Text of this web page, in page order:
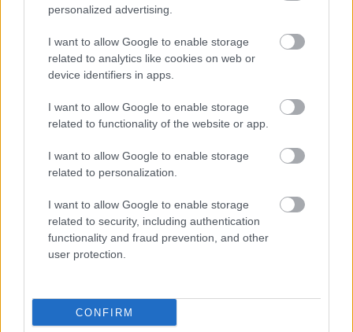
personalized advertising.
I want to allow Google to enable storage
related to analytics like cookies on web or
device identifiers in apps.
I want to allow Google to enable storage
related to functionality of the website or app.
I want to allow Google to enable storage
related to personalization.
I want to allow Google to enable storage
related to security, including authentication
functionality and fraud prevention, and other
user protection.
CONFIRM
Paks II.: Mit jelent az 5. blokk új
mérföldköve a felülvizsgálat
Elkészült a Liszt Ferenc repülőtér
közelében lévő logisztikai bázis út- és
közműhálózatának fejlesztése
Látlelet a hazai víziközművekről?
Egyetlen, fél évszázados vezetéken